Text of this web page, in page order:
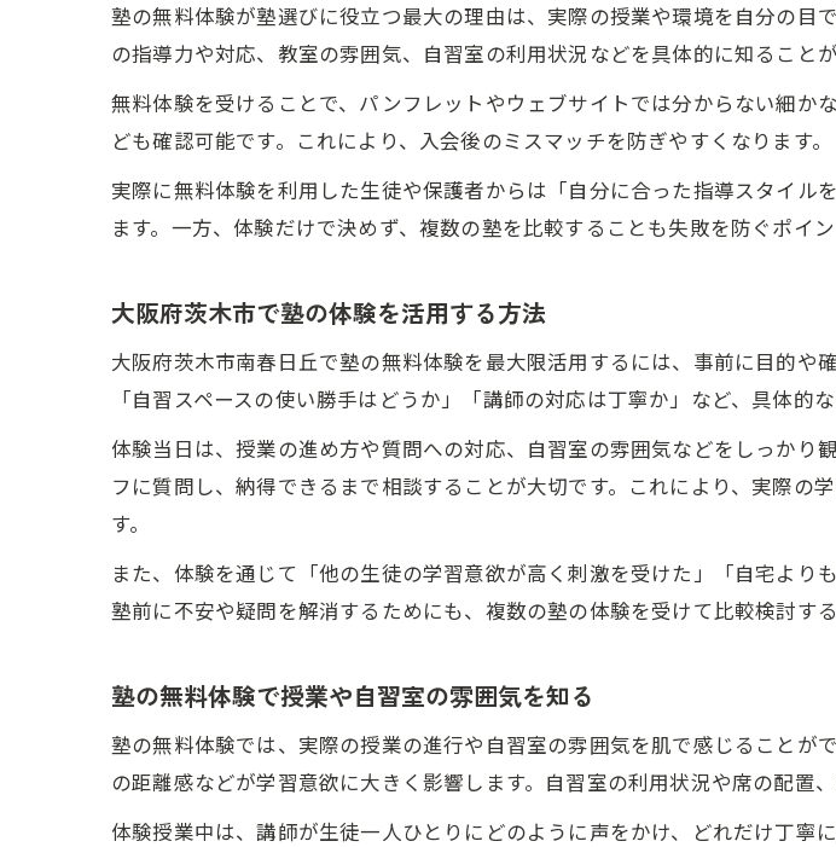
塾体験参加で部活
塾無料体験で教室の
子どもに合う塾は体験
塾の体験授業でお子
体験でわかる塾の指
塾無料体験で子ども
塾の無料体験が塾選びに役立つ最大の理由は、実際の授業や環境を自分の
の指導力や対応、教室の雰囲気、自習室の利用状況などを具体的に知ることが
無料体験を受けることで、パンフレットやウェブサイトでは分からない細
ども確認可能です。これにより、入会後のミスマッチを防ぎやすくなります。
実際に無料体験を利用した生徒や保護者からは「自分に合った指導スタイ
ます。一方、体験だけで決めず、複数の塾を比較することも失敗を防ぐポイン
大阪府茨木市で塾の体験を活用する方法
大阪府茨木市南春日丘で塾の無料体験を最大限活用するには、事前に目的や
「自習スペースの使い勝手はどうか」「講師の対応は丁寧か」など、具体的
体験当日は、授業の進め方や質問への対応、自習室の雰囲気などをしっか
フに質問し、納得できるまで相談することが大切です。これにより、実際の
す。
また、体験を通じて「他の生徒の学習意欲が高く刺激を受けた」「自宅よ
塾前に不安や疑問を解消するためにも、複数の塾の体験を受けて比較検討す
塾の無料体験で授業や自習室の雰囲気を知る
塾の無料体験では、実際の授業の進行や自習室の雰囲気を肌で感じること
の距離感などが学習意欲に大きく影響します。自習室の利用状況や席の配置
体験授業中は、講師が生徒一人ひとりにどのように声をかけ、どれだけ丁